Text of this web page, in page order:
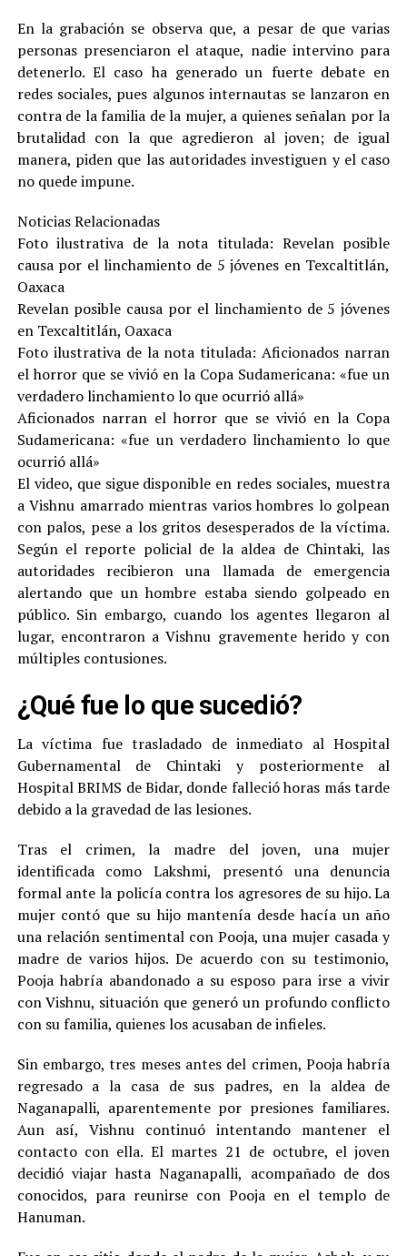
En la grabación se observa que, a pesar de que varias
personas presenciaron el ataque, nadie intervino para
detenerlo. El caso ha generado un fuerte debate en
redes sociales, pues algunos internautas se lanzaron en
contra de la familia de la mujer, a quienes señalan por la
brutalidad con la que agredieron al joven; de igual
manera, piden que las autoridades investiguen y el caso
no quede impune.
Noticias Relacionadas
Foto ilustrativa de la nota titulada: Revelan posible
causa por el linchamiento de 5 jóvenes en Texcaltitlán,
Oaxaca
Revelan posible causa por el linchamiento de 5 jóvenes
en Texcaltitlán, Oaxaca
Foto ilustrativa de la nota titulada: Aficionados narran
el horror que se vivió en la Copa Sudamericana: «fue un
verdadero linchamiento lo que ocurrió allá»
Aficionados narran el horror que se vivió en la Copa
Sudamericana: «fue un verdadero linchamiento lo que
ocurrió allá»
El video, que sigue disponible en redes sociales, muestra
a Vishnu amarrado mientras varios hombres lo golpean
con palos, pese a los gritos desesperados de la víctima.
Según el reporte policial de la aldea de Chintaki, las
autoridades recibieron una llamada de emergencia
alertando que un hombre estaba siendo golpeado en
público. Sin embargo, cuando los agentes llegaron al
lugar, encontraron a Vishnu gravemente herido y con
múltiples contusiones.
¿Qué fue lo que sucedió?
La víctima fue trasladado de inmediato al Hospital
Gubernamental de Chintaki y posteriormente al
Hospital BRIMS de Bidar, donde falleció horas más tarde
debido a la gravedad de las lesiones.
Tras el crimen, la madre del joven, una mujer
identificada como Lakshmi, presentó una denuncia
formal ante la policía contra los agresores de su hijo. La
mujer contó que su hijo mantenía desde hacía un año
una relación sentimental con Pooja, una mujer casada y
madre de varios hijos. De acuerdo con su testimonio,
Pooja habría abandonado a su esposo para irse a vivir
con Vishnu, situación que generó un profundo conflicto
con su familia, quienes los acusaban de infieles.
Sin embargo, tres meses antes del crimen, Pooja habría
regresado a la casa de sus padres, en la aldea de
Naganapalli, aparentemente por presiones familiares.
Aun así, Vishnu continuó intentando mantener el
contacto con ella. El martes 21 de octubre, el joven
decidió viajar hasta Naganapalli, acompañado de dos
conocidos, para reunirse con Pooja en el templo de
Hanuman.